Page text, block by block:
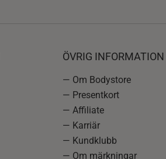
ÖVRIG INFORMATION
— Om Bodystore
— Presentkort
— Affiliate
— Karriär
— Kundklubb
— Om märkningar